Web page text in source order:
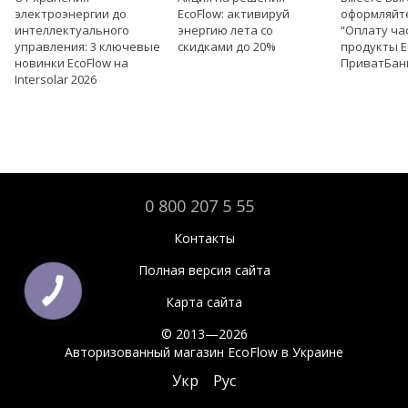
электроэнергии до
интеллектуального
управления: 3 ключевые
новинки EcoFlow на
Intersolar 2026
EcoFlow: активируй
энергию лета со
скидками до 20%
“Оплату
продукты
0 800 207 5 55
Контакты
Полная версия сайта
Карта сайта
© 2013—2026
Авторизованный магазин EcoFlow в Украине
Укр Рус